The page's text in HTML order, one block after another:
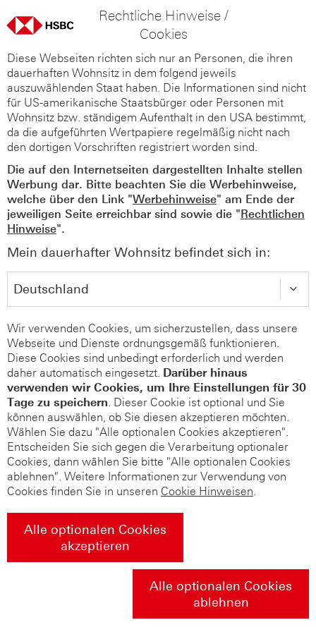
Rechtliche Hinweise /
Cookies
Diese Webseiten richten sich nur an Personen, die ihren
dauerhaften Wohnsitz in dem folgend jeweils
auszuwählenden Staat haben. Die Informationen sind nicht
für US-amerikanische Staatsbürger oder Personen mit
Wohnsitz bzw. ständigem Aufenthalt in den USA bestimmt,
da die aufgeführten Wertpapiere regelmäßig nicht nach
den dortigen Vorschriften registriert worden sind.
Die auf den Internetseiten dargestellten Inhalte stellen
Werbung dar. Bitte beachten Sie die Werbehinweise,
welche über den Link "Werbehinweise" am Ende der
jeweiligen Seite erreichbar sind sowie die "Rechtlichen
Hinweise".
Mein dauerhafter Wohnsitz befindet sich in:
Wir verwenden Cookies, um sicherzustellen, dass unsere
Webseite und Dienste ordnungsgemäß funktionieren.
Diese Cookies sind unbedingt erforderlich und werden
daher automatisch eingesetzt. Darüber hinaus
verwenden wir Cookies, um Ihre Einstellungen für 30
Tage zu speichern. Dieser Cookie ist optional und Sie
können auswählen, ob Sie diesen akzeptieren möchten.
Wählen Sie dazu "Alle optionalen Cookies akzeptieren".
Entscheiden Sie sich gegen die Verarbeitung optionaler
Cookies, dann wählen Sie bitte "Alle optionalen Cookies
ablehnen". Weitere Informationen zur Verwendung von
Cookies finden Sie in unseren Cookie Hinweisen.
Alle optionalen Cookies
akzeptieren
Alle optionalen Cookies
ablehnen